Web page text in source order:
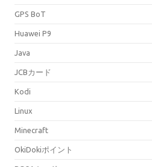
GPS BoT
Huawei P9
Java
JCBカード
Kodi
Linux
Minecraft
OkiDokiポイント